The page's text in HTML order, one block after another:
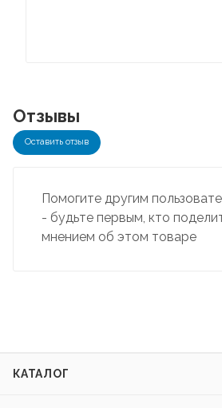
Отзывы
Оставить отзыв
Помогите другим
- будьте первым, кто
мнением об этом товаре
КАТАЛОГ